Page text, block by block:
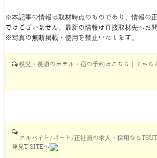
※本記事の情報は取材時点のものであり、情報の
ではございません。最新の情報は直接取材先へお
※写真の無断掲載・使用を禁止いたします。
秩父・長瀞のホテル・宿の予約はこちら｜じゃら
アルバイト/パート/正社員の求人・採用なら
発見T-SITEへ